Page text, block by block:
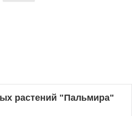
растений "Пальмира"